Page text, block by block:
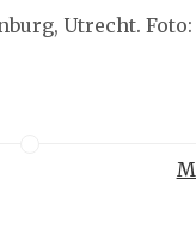
Utrecht. Foto: